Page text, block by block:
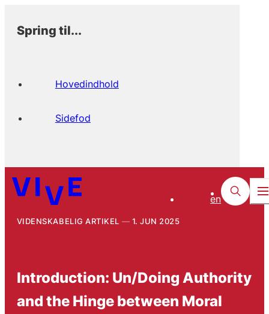
Spring til...
Hovedindhold
Sidefod
en
VIDENSKABELIG ARTIKEL 1. JUN 2025
Introduction: Un/Doing Authority
and the Hinge between Moral